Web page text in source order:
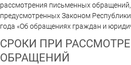
рассмотрения письменных обращений,
предусмотренных Законом
года «Об обращениях граждан и
СРОКИ ПРИ
ОБРАЩЕНИЙ